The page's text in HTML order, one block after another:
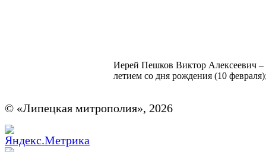
Иерей Пешков Виктор Алексеевич –
летием со дня рождения (10
© «Липецкая митрополия», 2026